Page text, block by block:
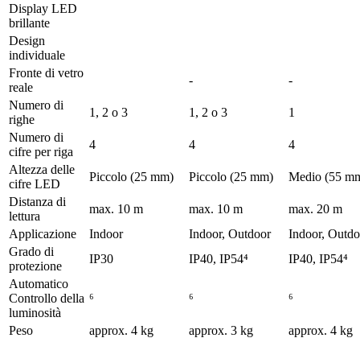
Display LED
brillante
Design
individuale
Fronte di vetro
reale
-
-
Numero di
righe
1, 2 o 3 1, 2 o 3
1
Numero di
cifre per riga
4 4
4
Altezza delle
cifre LED
Piccolo (25 mm) Piccolo (25 mm)
Medio (55
Distanza di
lettura
max. 10 m max. 10 m
max. 20 m
Applicazione
Indoor Indoor, Outdoor
Indoor,
Grado di
protezione
IP30 IP40, IP54⁴
IP40, IP54⁴
Automatico
Controllo della
luminosità
⁶ ⁶ ⁶
Peso approx. 4 kg approx. 3 kg
approx. 4 kg